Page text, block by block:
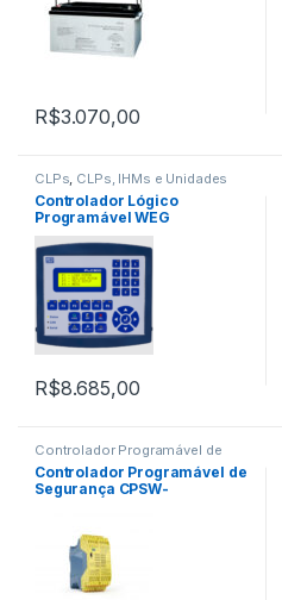
R$3.070,00
CLPs, CLPs, IHMs e Unidades
Remotas PLC300
Controlador Lógico
Programável WEG
PLC300HP-H3
R$8.685,00
Controlador Programável de
Segurança CPSW
Controlador Programável de
Segurança CPSW-